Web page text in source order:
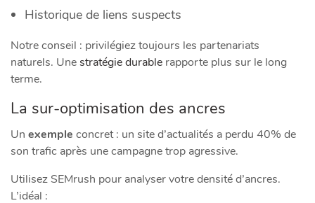
Historique de liens suspects
Notre conseil : privilégiez toujours les partenariats
naturels. Unestratégie durable rapporte plus sur le long
terme.
La sur-optimisation des ancres
Un exemple concret : un site d’actualités a perdu 40% de
son trafic après une campagne trop agressive.
Utilisez SEMrush pour analyser votre densité d’ancres.
L’idéal :